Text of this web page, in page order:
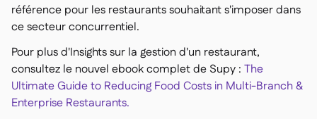
référence pour les restaurants souhaitant s'imposer dans
ce secteur concurrentiel.
Pour plus d'Insights sur la gestion d'un restaurant,
consultez le nouvel ebook complet de Supy : The
Ultimate Guide to Reducing Food Costs in Multi-Branch &
Enterprise Restaurants.